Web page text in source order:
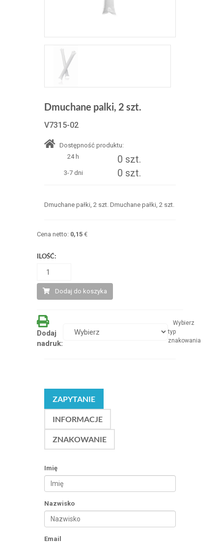
Dmuchane palki, 2 szt.
V7315-02
Dostępność produktu:
24 h
0 szt.
3-7 dni 0 szt.
Dmuchane pałki, 2 szt. Dmuchane pałki, 2 szt.
Cena netto: 0,15€
ILOŚĆ:
Dodaj do koszyka
Dodaj
nadruk:
Wybierz
typ
znakowania
ZAPYTANIE
INFORMACJE
ZNAKOWANIE
Imię
Nazwisko
Email